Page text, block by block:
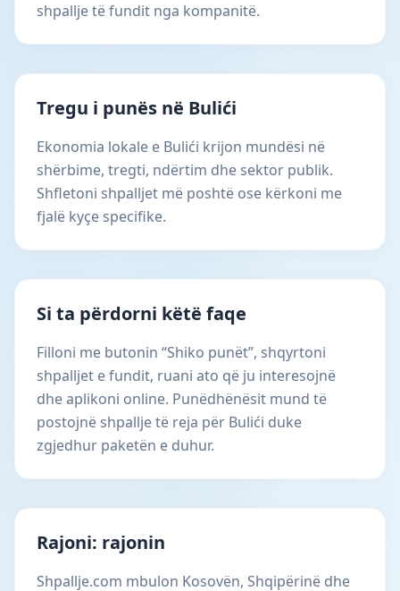
shpallje të fundit nga kompanitë.
Tregu i punës në Bulići
Ekonomia lokale e Bulići krijon mundësi në
shërbime, tregti, ndërtim dhe sektor publik.
Shfletoni shpalljet më poshtë ose kërkoni me
fjalë kyçe specifike.
Si ta përdorni këtë faqe
Filloni me butonin “Shiko punët”, shqyrtoni
shpalljet e fundit, ruani ato që ju interesojnë
dhe aplikoni online. Punëdhënësit mund të
postojnë shpallje të reja për Bulići duke
zgjedhur paketën e duhur.
Rajoni: rajonin
Shpallje.com mbulon Kosovën, Shqipërinë dhe